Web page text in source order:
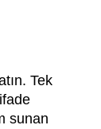
Tek
sunan